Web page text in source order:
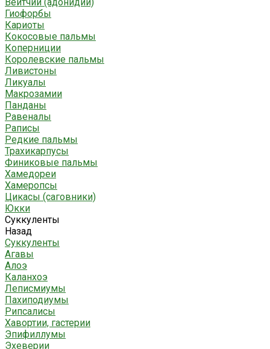
Гиофорбы
Кариоты
Кокосовые пальмы
Коперниции
Королевские пальмы
Ливистоны
Ликуалы
Макрозамии
Панданы
Равеналы
Раписы
Редкие пальмы
Трахикарпусы
Финиковые пальмы
Хамедореи
Хамеропсы
Цикасы (саговники)
Юкки
Суккуленты
Назад
Суккуленты
Агавы
Алоэ
Каланхоэ
Леписмиумы
Пахиподиумы
Рипсалисы
Хавортии, гастерии
Эпифиллумы
Эхеверии